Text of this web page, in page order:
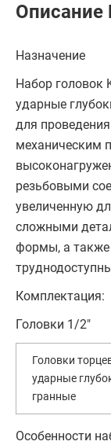
Описание
Назначение
Набор головок
ударные
для
механическим
резьбовыми
увеличенную
сложными
формы, а также
Комплектация:
Головки 1/2"
Головки
ударные
гранные
Особенности